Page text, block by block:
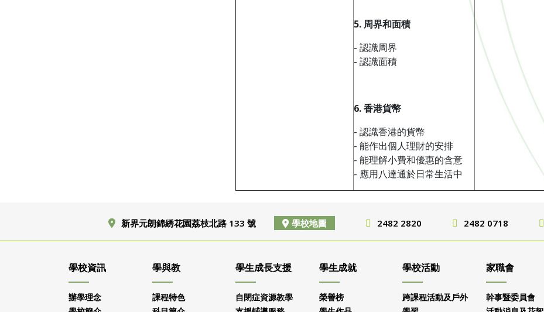
5. 周界和面積
- 認識周界
- 認識面積
6.香港貨幣
- 認識香港的貨幣
- 能作出個人理財的安排
- 能理解小費和優惠的含意
- 應用八達通於日常生活中
新界元朗錦綉花園荔枝北路 133 號 學校地圖 2482 2820 2482 0718
學校資訊
辦學理念
學與教
課程特色
學生成長支援
自閉症資源教學
學生成就
榮譽榜
學校活動
跨課程活動及戶外
家職會
幹事暨委員會